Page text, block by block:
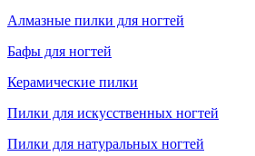
Алмазные пилки для ногтей
Бафы для ногтей
Керамические пилки
Пилки для искусственных ногтей
Пилки для натуральных ногтей